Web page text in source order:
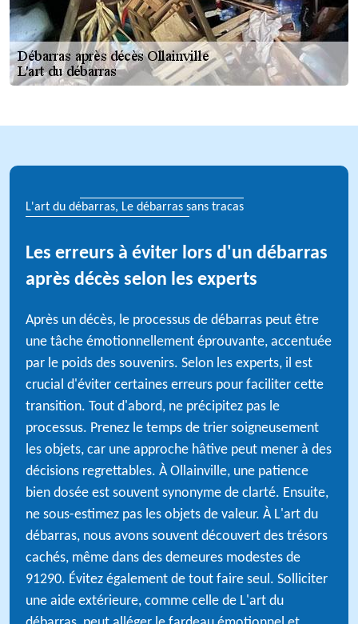
L'art du débarras, Le débarras sans tracas
Les erreurs à éviter lors d'un débarras
après décès selon les experts
Après un décès, le processus de débarras peut être
une tâche émotionnellement éprouvante, accentuée
par le poids des souvenirs. Selon les experts, il est
crucial d'éviter certaines erreurs pour faciliter cette
transition. Tout d'abord, ne précipitez pas le
processus. Prenez le temps de trier soigneusement
les objets, car une approche hâtive peut mener à des
décisions regrettables. À Ollainville, une patience
bien dosée est souvent synonyme de clarté. Ensuite,
ne sous-estimez pas les objets de valeur. À L'art du
débarras, nous avons souvent découvert des trésors
cachés, même dans des demeures modestes de
91290. Évitez également de tout faire seul. Solliciter
une aide extérieure, comme celle de L'art du